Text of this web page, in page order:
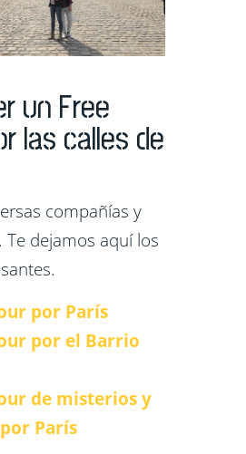
un Free
las calles de
compañías y
Te dejamos aquí los
por París
por el Barrio
de misterios y
París